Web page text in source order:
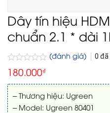
Dây tín hiệu
chuẩn 2.1 * dài
Được
xếp
hạng
0
5
sao
(đánh giá) 0 đã
180.000₫
– Thương hiệu: Ugreen
– Model: Ugreen 80401